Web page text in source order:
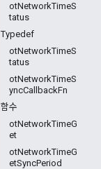
otNetworkTimeS
tatus
Typedef
otNetworkTimeS
tatus
otNetworkTimeS
yncCallbackFn
함수
otNetworkTimeG
et
otNetworkTimeG
etSyncPeriod